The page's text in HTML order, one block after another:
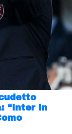
“Inter in